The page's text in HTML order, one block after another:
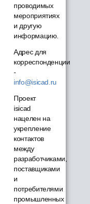
проводимых
мероприятиях
и другую
информацию.
Адрес для
корреспонденции
-
info@isicad.ru
Проект
isicad
нацелен на
укрепление
контактов
между
разработчиками,
поставщиками
и
потребителями
промышленных